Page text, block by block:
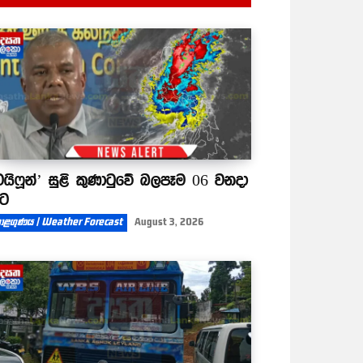
සුළි කුණාටුවේ බලපෑම 06 වනදා
| Weather Forecast August 3, 2026